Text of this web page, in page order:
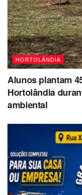
HORTOLÂNDIA
Alunos plantam
Hortolândia
ambiental